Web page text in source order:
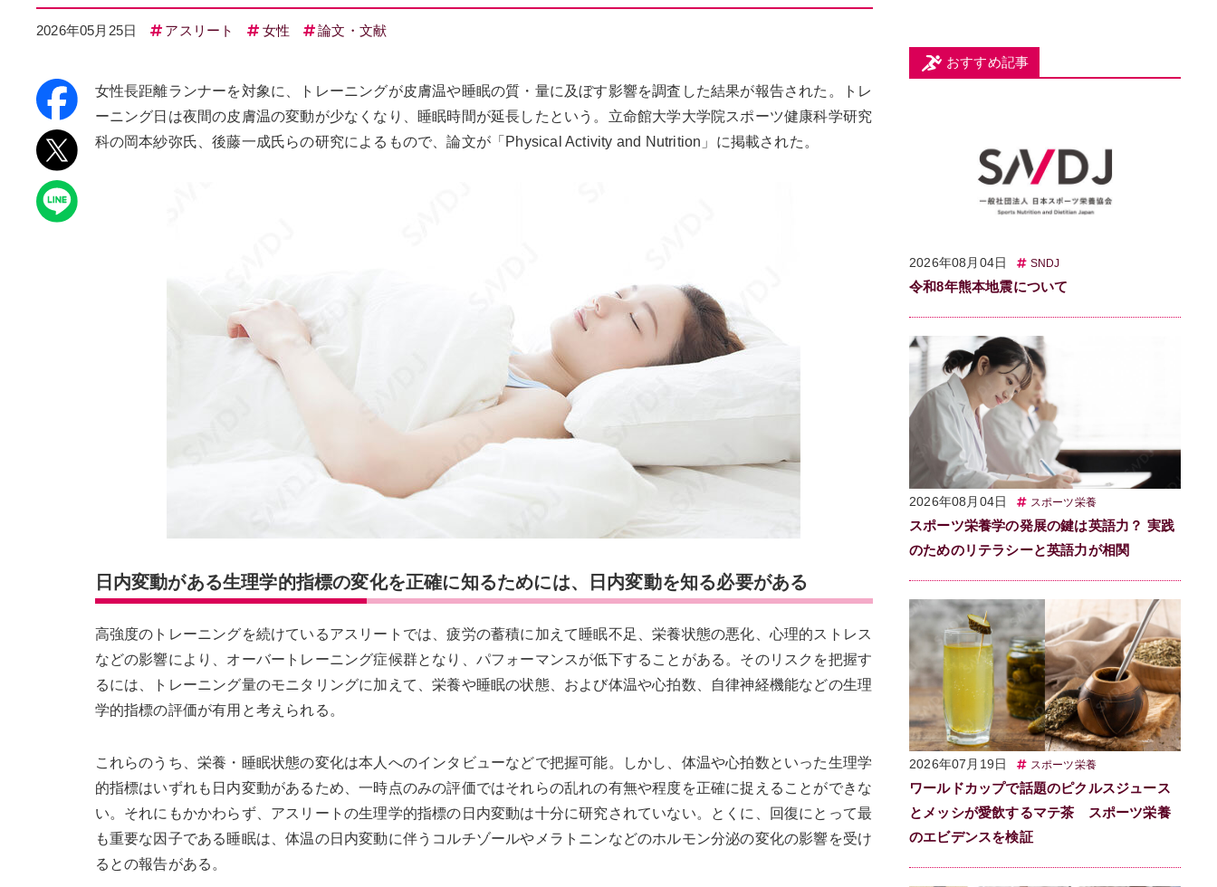
2026年05月25日 アスリート 女性 論文・文献
女性長距離ランナーを対象に、トレーニングが皮膚温や睡眠の質・量に及ぼす影響を調査した結果が報告された。トレ
ーニング日は夜間の皮膚温の変動が少なくなり、睡眠時間が延長したという。立命館大学大学院スポーツ健康科学研究
科の岡本紗弥⽒、後藤一成氏らの研究によるもので、論文が「Physical Activity and Nutrition」に掲載された。
日内変動がある生理学的指標の変化を正確に知るためには、日内変動を知る必要がある
高強度のトレーニングを続けているアスリートでは、疲労の蓄積に加えて睡眠不足、栄養状態の悪化、心理的ストレス
などの影響により、オーバートレーニング症候群となり、パフォーマンスが低下することがある。そのリスクを把握す
るには、トレーニング量のモニタリングに加えて、栄養や睡眠の状態、および体温や心拍数、自律神経機能などの生理
学的指標の評価が有用と考えられる。
これらのうち、栄養・睡眠状態の変化は本人へのインタビューなどで把握可能。しかし、体温や心拍数といった生理学
的指標はいずれも日内変動があるため、一時点のみの評価ではそれらの乱れの有無や程度を正確に捉えることができな
い。それにもかかわらず、アスリートの生理学的指標の日内変動は十分に研究されていない。とくに、回復にとって最
も重要な因子である睡眠は、体温の日内変動に伴うコルチゾールやメラトニンなどのホルモン分泌の変化の影響を受け
るとの報告がある。
おすすめ記事
2026年08月04日 SNDJ
令和8年熊本地震について
2026年08月04日 スポーツ栄養
スポーツ栄養学の発展の鍵は英語力？ 実践
のためのリテラシーと英語力が相関
2026年07月19日 スポーツ栄養
ワールドカップで話題のピクルスジュース
とメッシが愛飲するマテ茶 スポーツ栄養
のエビデンスを検証